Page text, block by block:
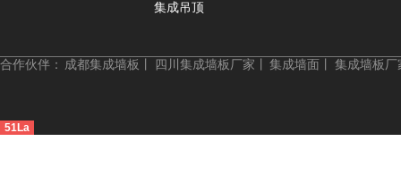
集成吊顶
合作伙伴： 成都集成墙板 四川集成墙板厂家 丨集成墙面 集成墙板厂
51La